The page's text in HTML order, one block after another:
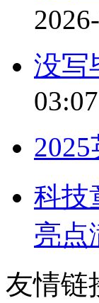
没写
03:07
科技
亮点
友情链